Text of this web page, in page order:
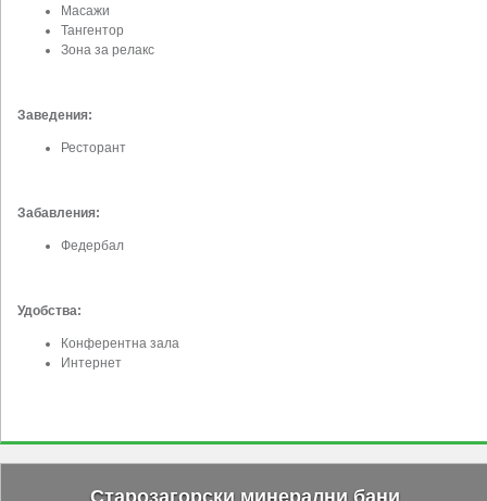
Масажи
Тангентор
Зона за релакс
Заведения:
Ресторант
Забавления:
Федербал
Удобства:
Конферентна зала
Интернет
Старозагорски минерални бани